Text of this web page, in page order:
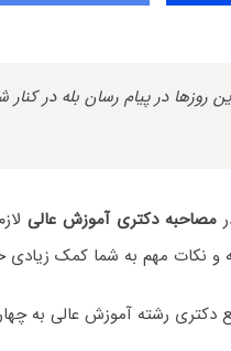
روزها در پیام رسان بله در کنار
مصاحبه دکتری آموزش عالی
و نکات مهم به شما کمک زیادی
دکتری رشته آموزش عالی به